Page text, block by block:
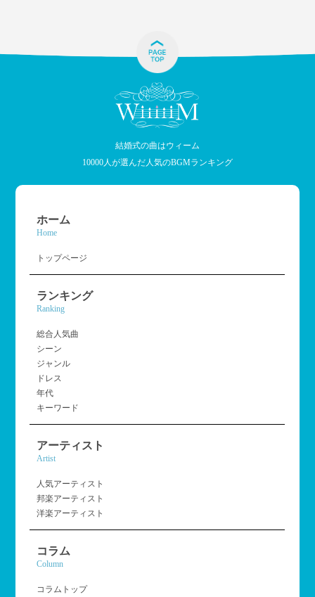
結婚式の曲はウィーム
10000人が選んだ人気のBGMランキング
ホーム
Home
トップページ
ランキング
Ranking
総合人気曲
シーン
ジャンル
ドレス
年代
キーワード
アーティスト
Artist
人気アーティスト
邦楽アーティスト
洋楽アーティスト
コラム
Column
コラムトップ